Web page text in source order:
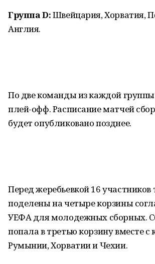
Группа D:Швейцария, Хорватия,
Англия.
По две команды из каждой
плей-офф. Расписание матчей
будет опубликовано позднее.
Перед жеребьевкой 16
поделены на четыре корзины
УЕФА для молодежных сборных.
попала в третью корзину вместе
Румынии, Хорватии и Чехии.